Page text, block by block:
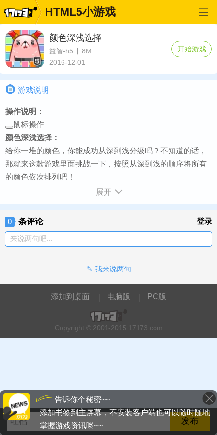
HTML5小游戏
颜色深浅选择
益智-h5
8M
2016-12-01
开始游戏
游戏说明
操作说明：
鼠标操作
颜色深浅选择：
给你一堆的颜色，你能成功从深到浅分级吗？不知道的话，
那就来这款游戏里面挑战一下，按照从深到浅的顺序将所有
的颜色依次排列吧！
游戏
展开
0 条评论 登录
来说两句吧...
我来说两句
添加到桌面 电脑版 PC版
Copyright © 2001-2015 17173.com
告诉你个秘密~~
添加书签到主屏幕，不安装客户端也可以随时随地
掌握游戏资讯哟~~